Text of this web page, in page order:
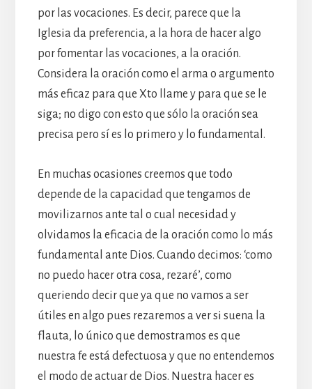
por las vocaciones. Es decir, parece que la
Iglesia da preferencia, a la hora de hacer algo
por fomentar las vocaciones, a la oración.
Considera la oración como el arma o argumento
más eficaz para que Xto llame y para que se le
siga; no digo con esto que sólo la oración sea
precisa pero sí es lo primero y lo fundamental.
En muchas ocasiones creemos que todo
depende de la capacidad que tengamos de
movilizarnos ante tal o cual necesidad y
olvidamos la eficacia de la oración como lo más
fundamental ante Dios. Cuando decimos: ‘como
no puedo hacer otra cosa, rezaré’, como
queriendo decir que ya que no vamos a ser
útiles en algo pues rezaremos a ver si suena la
flauta, lo único que demostramos es que
nuestra fe está defectuosa y que no entendemos
el modo de actuar de Dios. Nuestra hacer es